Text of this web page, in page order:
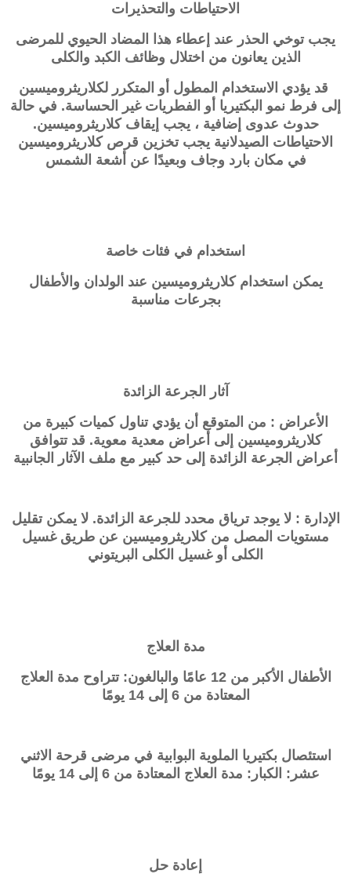
الاحتياطات والتحذيرات
يجب توخي الحذر عند إعطاء هذا المضاد الحيوي للمرضى
الذين يعانون من اختلال وظائف الكبد والكلى
قد يؤدي الاستخدام المطول أو المتكرر لكلاريثروميسين
إلى فرط نمو البكتيريا أو الفطريات غير الحساسة. في حالة
حدوث عدوى إضافية ، يجب إيقاف كلاريثروميسين.
الاحتياطات الصيدلانية يجب تخزين قرص كلاريثروميسين
في مكان بارد وجاف وبعيدًا عن أشعة الشمس
استخدام في فئات خاصة
يمكن استخدام كلاريثروميسين عند الولدان والأطفال
بجرعات مناسبة
آثار الجرعة الزائدة
الأعراض : من المتوقع أن يؤدي تناول كميات كبيرة من
كلاريثروميسين إلى أعراض معدية معوية. قد تتوافق
أعراض الجرعة الزائدة إلى حد كبير مع ملف الآثار الجانبية
الإدارة : لا يوجد ترياق محدد للجرعة الزائدة. لا يمكن تقليل
مستويات المصل من كلاريثروميسين عن طريق غسيل
الكلى أو غسيل الكلى البريتوني
مدة العلاج
الأطفال الأكبر من 12 عامًا والبالغون: تتراوح مدة العلاج
المعتادة من 6 إلى 14 يومًا
استئصال بكتيريا الملوية البوابية في مرضى قرحة الاثني
عشر: الكبار: مدة العلاج المعتادة من 6 إلى 14 يومًا
إعادة حل